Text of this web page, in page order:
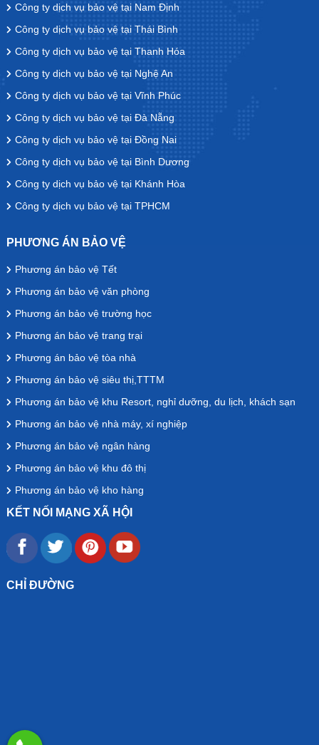
Công ty dịch vụ bảo vệ tại Nam Định
Công ty dịch vụ bảo vệ tại Thái Bình
Công ty dịch vụ bảo vệ tại Thanh Hóa
Công ty dịch vụ bảo vệ tại Nghệ An
Công ty dịch vụ bảo vệ tại Vĩnh Phúc
Công ty dịch vụ bảo vệ tại Đà Nẵng
Công ty dịch vụ bảo vệ tại Đồng Nai
Công ty dịch vụ bảo vệ tại Bình Dương
Công ty dịch vụ bảo vệ tại Khánh Hòa
Công ty dịch vụ bảo vệ tại TPHCM
PHƯƠNG ÁN BẢO VỆ
Phương án bảo vệ Tết
Phương án bảo vệ văn phòng
Phương án bảo vệ trường học
Phương án bảo vệ trang trại
Phương án bảo vệ tòa nhà
Phương án bảo vệ siêu thị,TTTM
Phương án bảo vệ khu Resort, nghỉ dưỡng, du lịch, khách sạn
Phương án bảo vệ nhà máy, xí nghiệp
Phương án bảo vệ ngân hàng
Phương án bảo vệ khu đô thị
Phương án bảo vệ kho hàng
KẾT NỐI MẠNG XÃ HỘI
CHỈ ĐƯỜNG